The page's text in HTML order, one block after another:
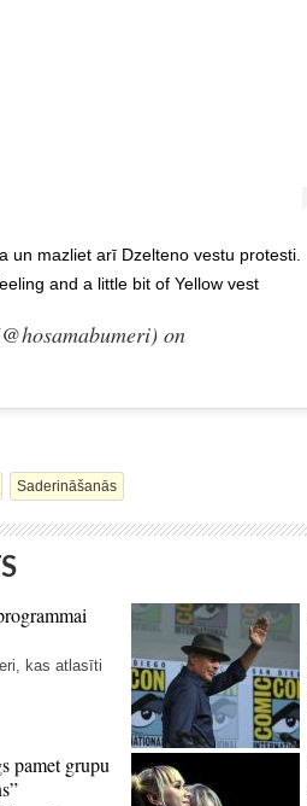
un mazliet arī Dzelteno vestu protesti.
and a little bit of Yellow vest
on
Saderināšanās
kas atlasīti
pamet grupu